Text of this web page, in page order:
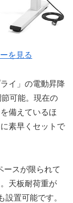
を見る
イ」の電動昇降
可能。現在の
備えているほ
素早くセットで
ースが限られて
天板耐荷重が
置可能です。